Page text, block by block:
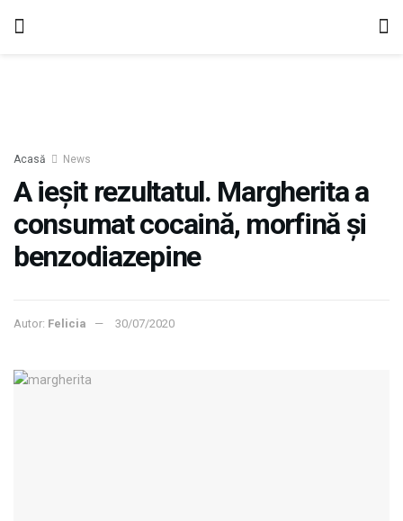
Acasă News
A ieșit rezultatul. Margherita a
consumat cocaină, morfină și
benzodiazepine
Autor: Felicia 30/07/2020